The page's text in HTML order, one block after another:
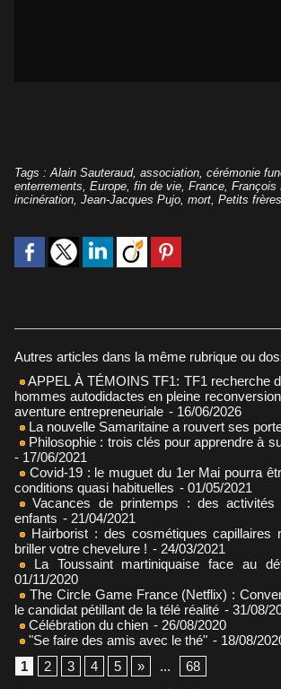
Tags :Alain Sauteraud, association, cérémonie
enterrements, Europe, fin de vie, France, François
incinération, Jean-Jacques Pujo, mort, Petits
Autres articles dans la même rubrique ou
APPEL À TÉMOINS TF1: TF1 recherche
hommes autodidactes en pleine
aventure entrepreneuriale - 16/06/2026
La nouvelle Samaritaine a rouvert ses
Philosophie : trois clés pour apprendre à
- 17/06/2021
Covid-19 : le muguet du 1er Mai pourra
conditions quasi habituelles - 01/05/2021
Vacances de printemps : des
enfants - 21/04/2021
Hairborist : des cosmétiques capillaires
briller votre chevelure ! - 24/03/2021
La Toussaint martiniquaise face au
01/11/2020
The Circle Game France (Netflix) :
le candidat pétillant de la télé réalité - 31/08/
Célébration du chien - 26/08/2020
"Se faire des amis avec le thé" - 18/08/
1
2 3 4 5 » ... 68